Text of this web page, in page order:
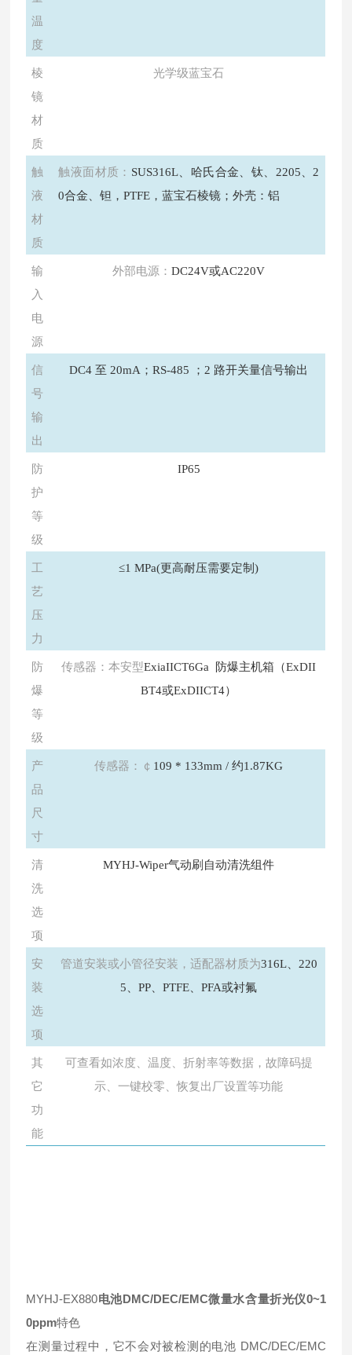
温
度
棱
镜
材
质
光学级蓝宝石
触
液
材
质
触液面材质： SUS316L、哈氏合金、钛、2205、2
0合金、钽，PTFE，蓝宝石棱镜；外壳：铝
输
入
电
源
外部电源：DC24V或AC220V
信
号
输
出
DC4 至 20mA；RS-485 ；2 路开关量信号输出
防
护
等
级
IP65
工
艺
压
力
≤1 MPa(更高耐压需要定制)
防
爆
等
级
传感器：本安型ExiaIICT6Ga 防爆主机箱（ExDII
BT4或ExDIICT4）
产
品
尺
寸
传感器：￠ 109 * 133mm / 约1.87KG
清
洗
选
项
MYHJ-Wiper气动刷自动清洗组件
安
装
选
项
管道安装或小管径安装，适配器材质为316L、220
5、PP、PTFE、PFA或衬氟
其
它
功
能
可查看如浓度、温度、折射率等数据，故障码提
示、一键校零、恢复出厂设置等功能
MYHJ-EX880电池DMC/DEC/EMC微量水含量折光仪0~1
0ppm特色
在测量过程中，它不会对被检测的电池 DMC/DEC/EMC